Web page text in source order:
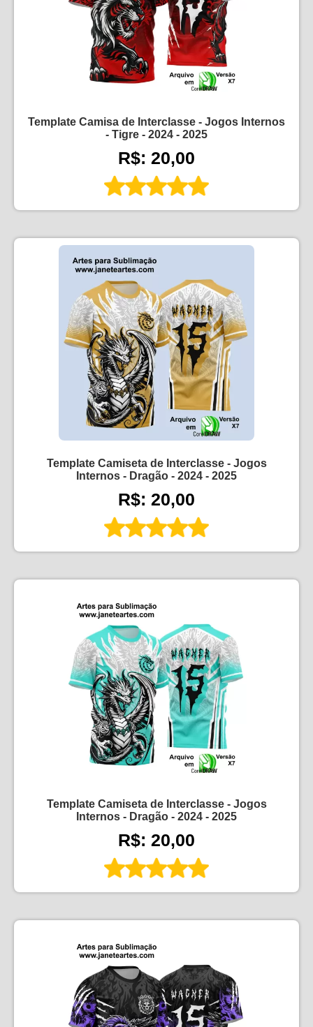
Template Camisa de Interclasse - Jogos Internos
- Tigre - 2024 - 2025
R$: 20,00
Template Camiseta de Interclasse - Jogos
Internos - Dragão - 2024 - 2025
R$: 20,00
Template Camiseta de Interclasse - Jogos
Internos - Dragão - 2024 - 2025
R$: 20,00